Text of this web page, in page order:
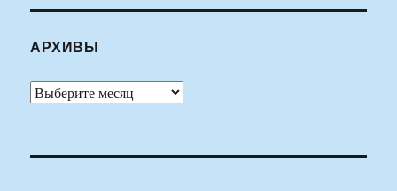
АРХИВЫ
Архивы